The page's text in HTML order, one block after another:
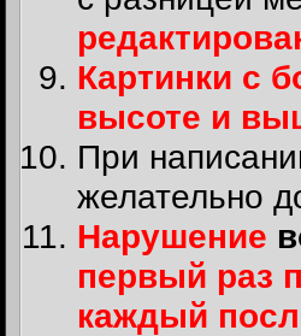
Картинки с
высоте и
При
желательно
Нарушение
первый раз
каждый